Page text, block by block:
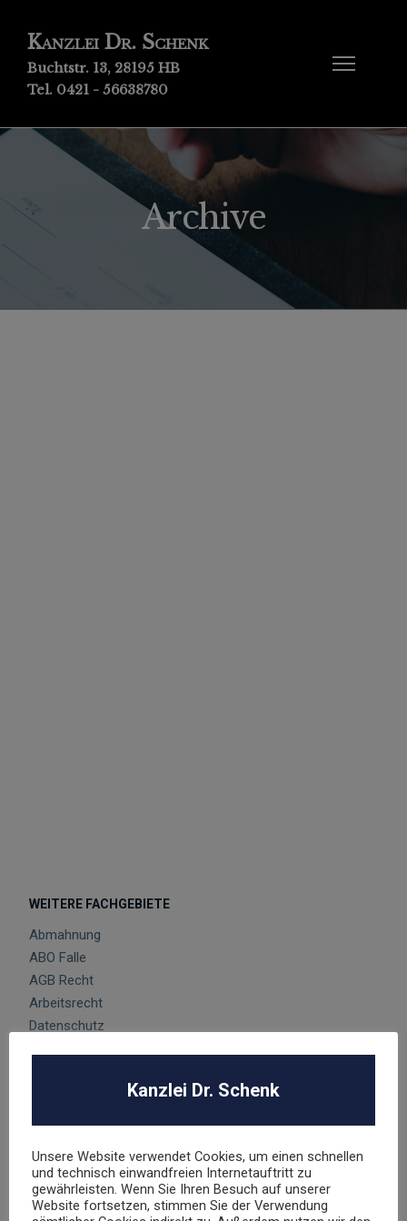
Kanzlei Dr. Schenk
Buchtstr. 13, 28195 HB
Tel. 0421 - 56638780
Archive
WEITERE FACHGEBIETE
Abmahnung
ABO Falle
AGB Recht
Arbeitsrecht
Datenschutz
Urheberrecht
Veranstaltungsrecht
Versicherungsrecht
Kanzlei Dr. Schenk
Unsere Website verwendet Cookies, um einen schnellen
und technisch einwandfreien Internetauftritt zu
gewährleisten. Wenn Sie Ihren Besuch auf unserer
Website fortsetzen, stimmen Sie der Verwendung